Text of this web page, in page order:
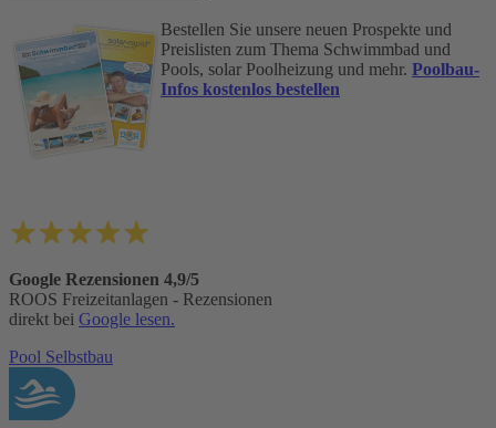
Bestellen Sie unsere neuen Prospekte und
Preislisten zum Thema Schwimmbad und
Pools, solar Poolheizung und mehr. Poolbau-
Infos kostenlos bestellen
Google Rezensionen 4,9/5
ROOS Freizeitanlagen - Rezensionen
direkt bei Google lesen.
Pool Selbstbau